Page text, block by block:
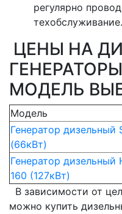
регулярно
техобслуживание.
ЦЕНЫ НА
МОДЕЛЬ
Модель
Генератор дизельный
(66кВт)
Генератор дизельный
160 (127кВт)
В зависимости от
можно купить